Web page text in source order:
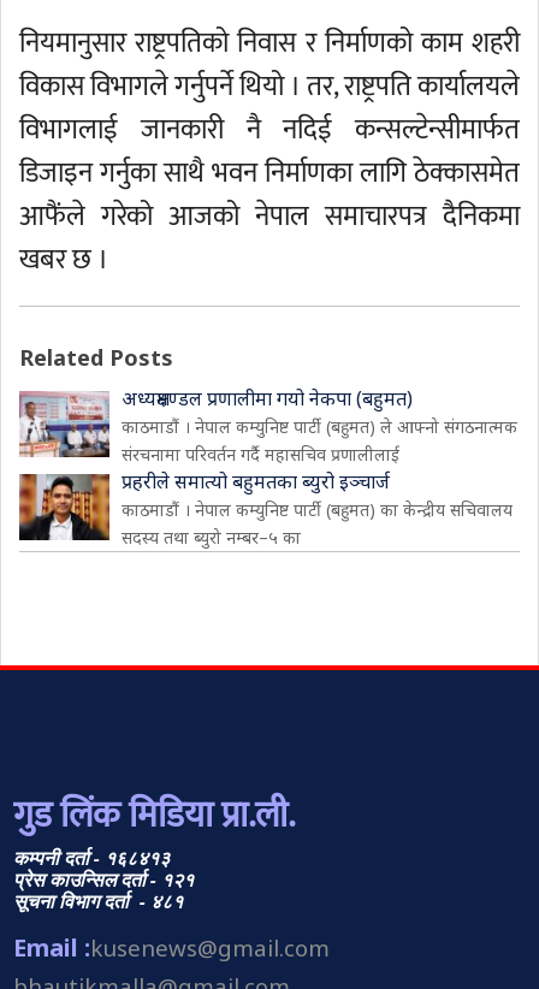
नियमानुसार राष्ट्रपतिको निवास र निर्माणको काम शहरी
विकास विभागले गर्नुपर्ने थियो । तर, राष्ट्रपति कार्यालयले
विभागलाई जानकारी नै नदिई कन्सल्टेन्सीमार्फत
डिजाइन गर्नुका साथै भवन निर्माणका लागि ठेक्कासमेत
आफैंले गरेको आजको नेपाल समाचारपत्र दैनिकमा
खबर छ ।
Related Posts
अध्यक्षमण्डल प्रणालीमा गयो नेकपा (बहुमत)
काठमाडौं । नेपाल कम्युनिष्ट पार्टी (बहुमत) ले आफ्नो संगठनात्मक
संरचनामा परिवर्तन गर्दै महासचिव प्रणालीलाई
प्रहरीले समात्यो बहुमतका ब्युरो इञ्चार्ज
काठमाडौं । नेपाल कम्युनिष्ट पार्टी (बहुमत) का केन्द्रीय सचिवालय
सदस्य तथा ब्युरो नम्बर–५ का
गुड लिंक मिडिया प्रा.ली.
कम्पनी दर्ता - १६८४१३
प्रेस काउन्सिल दर्ता - १२१
सूचना विभाग दर्ता - ४८१
Email :kusenews@gmail.com